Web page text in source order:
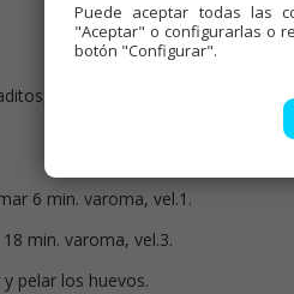
patatas en la bandeja y
6 min. varoma, vel.1.
min. varoma, vel.3.
pelar los huevos.
Puede aceptar todas las
"Aceptar" o configurarlas o
botón "Configurar".